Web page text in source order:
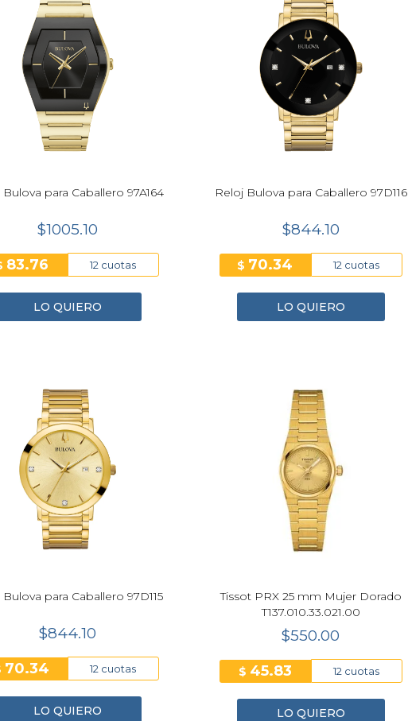
para Caballero 97A164
$1005.10
83.76 12 cuotas
LO QUIERO
Reloj Bulova para Caballero 97D116
$844.10
$ 70.34 12 cuotas
LO QUIERO
para Caballero 97D115
$844.10
70.34 12 cuotas
LO QUIERO
Tissot PRX 25 mm Mujer Dorado
T137.010.33.021.00
$550.00
$ 45.83 12 cuotas
LO QUIERO